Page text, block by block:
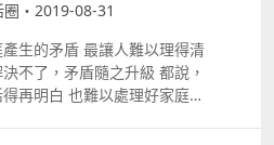
講誠信的人自然能讓客戶百
險大 下手需謹慎，擺在眼前
來源：日報、網絡 圖片來
包 如有侵權，請聯系我們刪除
：小嚕
此外，繼包括學生在內的多名
新再接獲3宗同類騙案，3名熱
欺騙可提供ldquo;性服務
，就到便利店購買點數卡過數
，畢竟，臣服於這方面的男
圈・2019-08-31
生的矛盾 最讓人難以理得清
不了，矛盾隨之升級 都說，
再明白 也難以處理好家庭摩